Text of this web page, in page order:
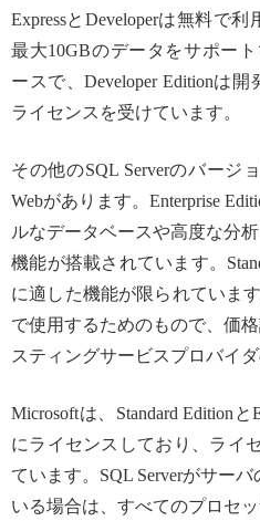
ExpressとDeveloperは無料で
最大10GBのデータをサポー
ースで、Developer Editionは
ライセンスを受けています。
その他のSQL Serverのバージ
Webがあります。Enterprise
ルなデータベースや高度な分
機能が搭載されています。
に適した機能が限られていま
で使用するためのもので、価
スティングサービスプロバイ
Microsoftは、Standard Edition
にライセンスしており、ライ
ています。SQL Serverがサー
いる場合は、すべてのプロセ